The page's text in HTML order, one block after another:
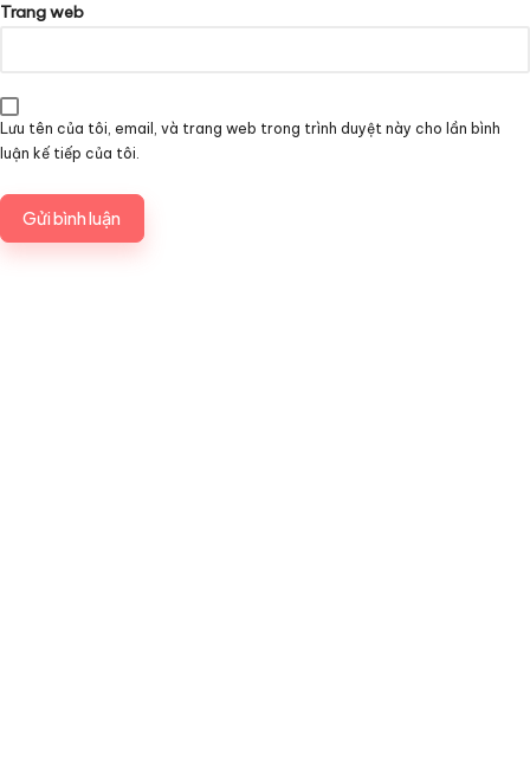
Trang web
Lưu tên của tôi, email, và trang web trong trình duyệt này cho lần bình
luận kế tiếp của tôi.